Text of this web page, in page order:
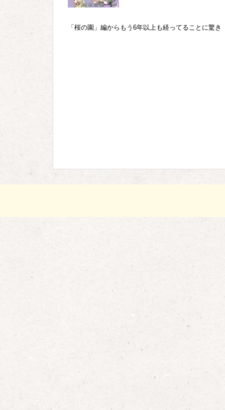
「桜の園」編からもう6年以上も経ってることに驚き